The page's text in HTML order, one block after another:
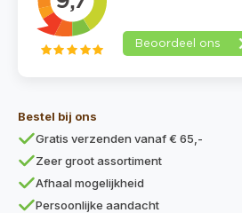
Bestel bij ons
Gratis verzenden vanaf € 65,-
Zeer groot assortiment
Afhaal mogelijkheid
Persoonlijke aandacht